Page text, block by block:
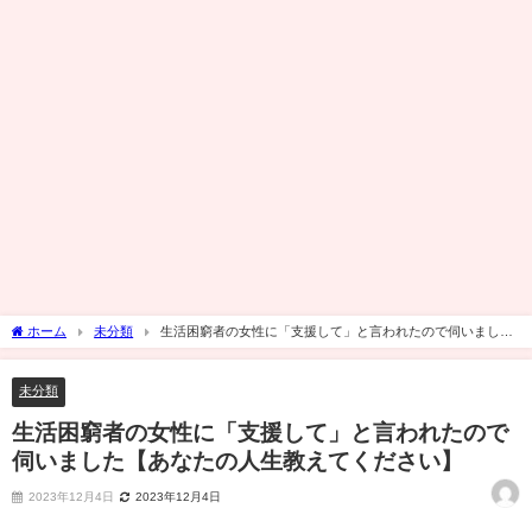
ホーム 未分類
生活困窮者の女性に「支援して」と言われたので伺いました
【あなたの人生教えてください】
未分類
生活困窮者の女性に「支援して」と言われたので
伺いました【あなたの人生教えてください】
2023年12月4日 2023年12月4日